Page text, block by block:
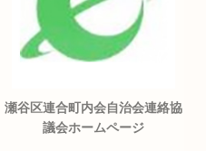
瀬谷区連合町内会自治会連絡協
議会ホームページ